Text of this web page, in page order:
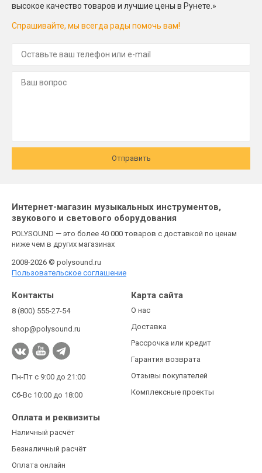
высокое качество товаров и лучшие цены в Рунете.»
Спрашивайте, мы всегда рады помочь вам!
Отправить
Интернет-магазин музыкальных инструментов,
звукового и светового оборудования
POLYSOUND — это более 40 000 товаров с доставкой по ценам
ниже чем в других магазинах
2008-2026 © polysound.ru
Пользовательское соглашение
Контакты
8 (800) 555-27-54
shop@polysound.ru
Пн-Пт с 9:00 до 21:00
Сб-Вс 10:00 до 18:00
Карта сайта
О нас
Доставка
Рассрочка или кредит
Гарантия возврата
Отзывы покупателей
Комплексные проекты
Оплата и реквизиты
Наличный расчёт
Безналичный расчёт
Оплата онлайн